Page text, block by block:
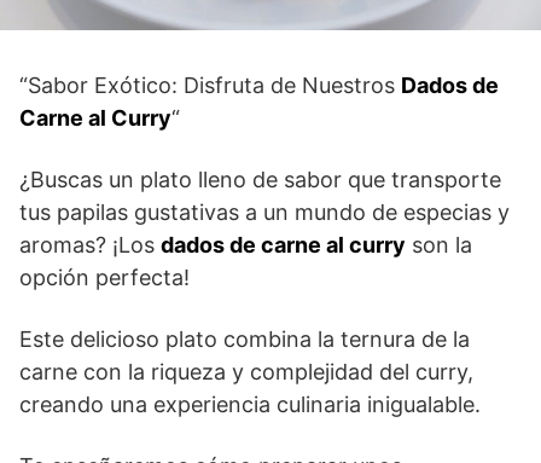
“Sabor Exótico: Disfruta de Nuestros Dados de
Carne al Curry“
¿Buscas un plato lleno de sabor que transporte
tus papilas gustativas a un mundo de especias y
aromas? ¡Los dados de carne al curry son la
opción perfecta!
Este delicioso plato combina la ternura de la
carne con la riqueza y complejidad del curry,
creando una experiencia culinaria inigualable.